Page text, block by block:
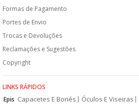
Formas de Pagamento
Portes de Envio
Trocas e Devoluções
Reclamações e Sugestões
Copyright
LINKS RÁPIDOS
Epis Capacetes E Bonés Óculos E Viseiras